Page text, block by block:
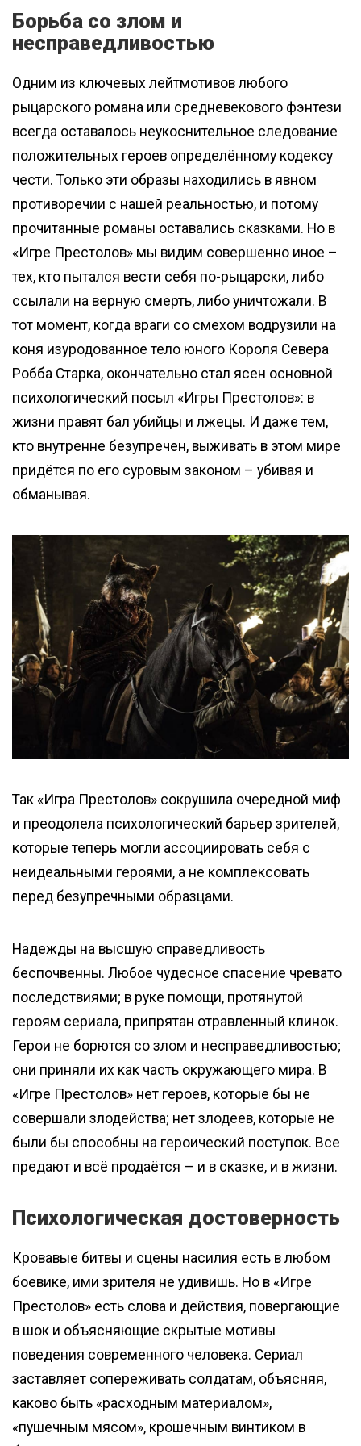
Борьба со злом и
несправедливостью
Одним из ключевых лейтмотивов любого
рыцарского романа или средневекового фэнтези
всегда оставалось неукоснительное следование
положительных героев определённому кодексу
чести. Только эти образы находились в явном
противоречии с нашей реальностью, и потому
прочитанные романы оставались сказками. Но в
«Игре Престолов» мы видим совершенно иное –
тех, кто пытался вести себя по-рыцарски, либо
ссылали на верную смерть, либо уничтожали. В
тот момент, когда враги со смехом водрузили на
коня изуродованное тело юного Короля Севера
Робба Старка, окончательно стал ясен основной
психологический посыл «Игры Престолов»: в
жизни правят бал убийцы и лжецы. И даже тем,
кто внутренне безупречен, выживать в этом мире
придётся по его суровым законом – убивая и
обманывая.
Так «Игра Престолов» сокрушила очередной миф
и преодолела психологический барьер зрителей,
которые теперь могли ассоциировать себя с
неидеальными героями, а не комплексовать
перед безупречными образцами.
Надежды на высшую справедливость
беспочвенны. Любое чудесное спасение чревато
последствиями; в руке помощи, протянутой
героям сериала, припрятан отравленный клинок.
Герои не борются со злом и несправедливостью;
они приняли их как часть окружающего мира. В
«Игре Престолов» нет героев, которые бы не
совершали злодейства; нет злодеев, которые не
были бы способны на героический поступок. Все
предают и всё продаётся — и в сказке, и в жизни.
Психологическая достоверность
Кровавые битвы и сцены насилия есть в любом
боевике, ими зрителя не удивишь. Но в «Игре
Престолов» есть слова и действия, повергающие
в шок и объясняющие скрытые мотивы
поведения современного человека. Сериал
заставляет сопереживать солдатам, объясняя,
каково быть «расходным материалом»,
«пушечным мясом», крошечным винтиком в